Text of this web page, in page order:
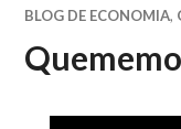
BLOG DE ECONOMIA,